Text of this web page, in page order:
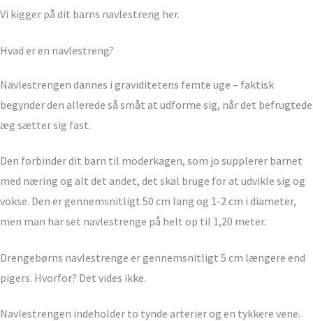
Vi kigger på dit barns navlestreng her.
Hvad er en navlestreng?
Navlestrengen dannes i graviditetens femte uge – faktisk
begynder den allerede så småt at udforme sig, når det befrugtede
æg sætter sig fast.
Den forbinder dit barn til moderkagen, som jo supplerer barnet
med næring og alt det andet, det skal bruge for at udvikle sig og
vokse. Den er gennemsnitligt 50 cm lang og 1-2 cm i diameter,
men man har set navlestrenge på helt op til 1,20 meter.
Drengebørns navlestrenge er gennemsnitligt 5 cm længere end
pigers. Hvorfor? Det vides ikke.
Navlestrengen indeholder to tynde arterier og en tykkere vene.